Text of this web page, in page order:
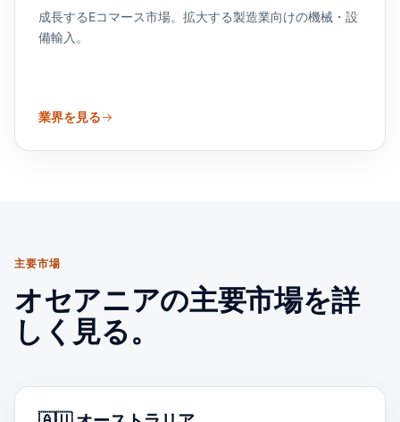
成長するEコマース市場。拡大する製造業向けの機械・設
備輸入。
業界を見る
主要市場
オセアニアの主要市場を詳
しく見る。